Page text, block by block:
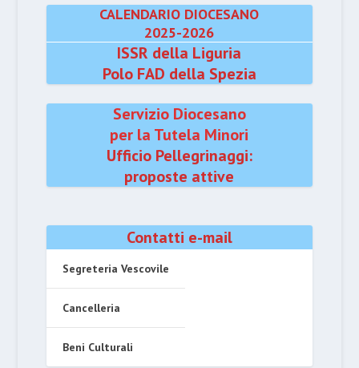
CALENDARIO DIOCESANO
2025-2026
ISSR della Liguria
Polo FAD della Spezia
Servizio Diocesano
per la Tutela Minori
Ufficio Pellegrinaggi:
proposte attive
Contatti e-mail
Segreteria Vescovile
Cancelleria
Beni Culturali